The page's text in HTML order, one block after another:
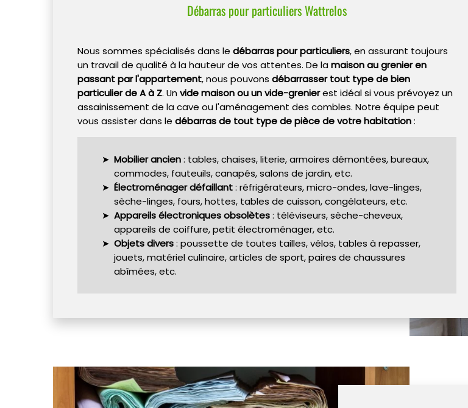
Débarras pour particuliers Wattrelos
Nous sommes spécialisés dans le débarras pour particuliers, en assurant toujours
un travail de qualité à la hauteur de vos attentes. De lamaison au grenier en
passant par l'appartement, nous pouvons débarrasser tout type de bien
particulier de A à Z. Unvide maison ou un vide-grenierest idéal si vous prévoyez un
assainissement de la cave ou l'aménagement des combles. Notre équipe peut
vous assister dans le débarras de tout type de pièce de votre habitation:
Mobilier ancien: tables, chaises, literie, armoires démontées, bureaux,
commodes, fauteuils, canapés, salons de jardin, etc.
Électroménager défaillant: réfrigérateurs, micro-ondes, lave-linges,
sèche-linges, fours, hottes, tables de cuisson, congélateurs, etc.
Appareils électroniques obsolètes: téléviseurs, sèche-cheveux,
appareils de coiffure, petit électroménager, etc.
Objets divers: poussette de toutes tailles, vélos, tables à repasser,
jouets, matériel culinaire, articles de sport, paires de chaussures
abîmées, etc.